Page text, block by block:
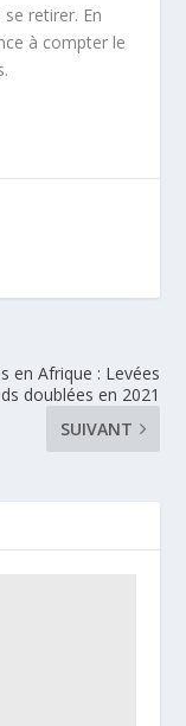
retirer. En
à compter le
en Afrique : Levées
doublées en 2021
SUIVANT